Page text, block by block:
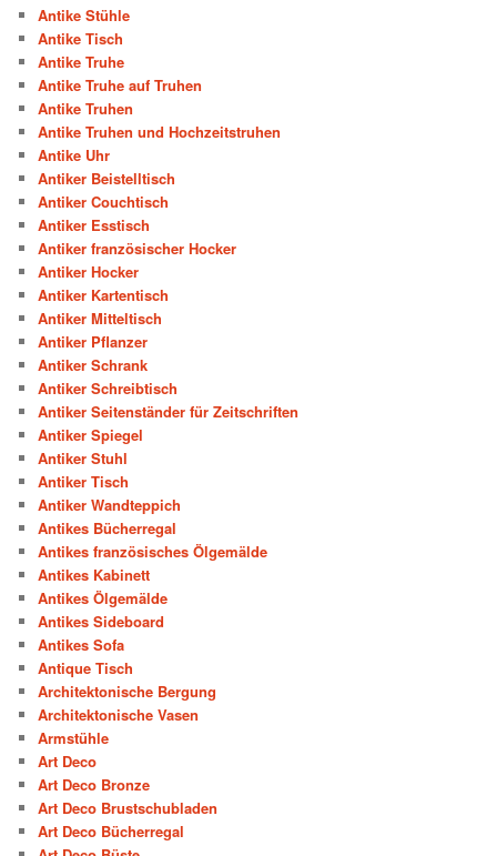
Antike Stühle
Antike Tisch
Antike Truhe
Antike Truhe auf Truhen
Antike Truhen
Antike Truhen und Hochzeitstruhen
Antike Uhr
Antiker Beistelltisch
Antiker Couchtisch
Antiker Esstisch
Antiker französischer Hocker
Antiker Hocker
Antiker Kartentisch
Antiker Mitteltisch
Antiker Pflanzer
Antiker Schrank
Antiker Schreibtisch
Antiker Seitenständer für Zeitschriften
Antiker Spiegel
Antiker Stuhl
Antiker Tisch
Antiker Wandteppich
Antikes Bücherregal
Antikes französisches Ölgemälde
Antikes Kabinett
Antikes Ölgemälde
Antikes Sideboard
Antikes Sofa
Antique Tisch
Architektonische Bergung
Architektonische Vasen
Armstühle
Art Deco
Art Deco Bronze
Art Deco Brustschubladen
Art Deco Bücherregal